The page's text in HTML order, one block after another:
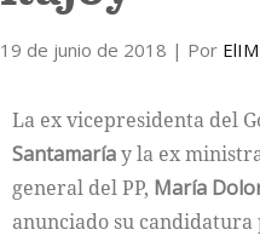
19 de junio de 2018 | Por
La ex vicepresidenta del
Santamaríay la ex
general del PP, María
anunciado su